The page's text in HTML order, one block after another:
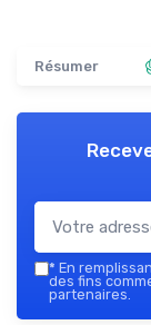
Résumer
* En
des fins
partenaires.